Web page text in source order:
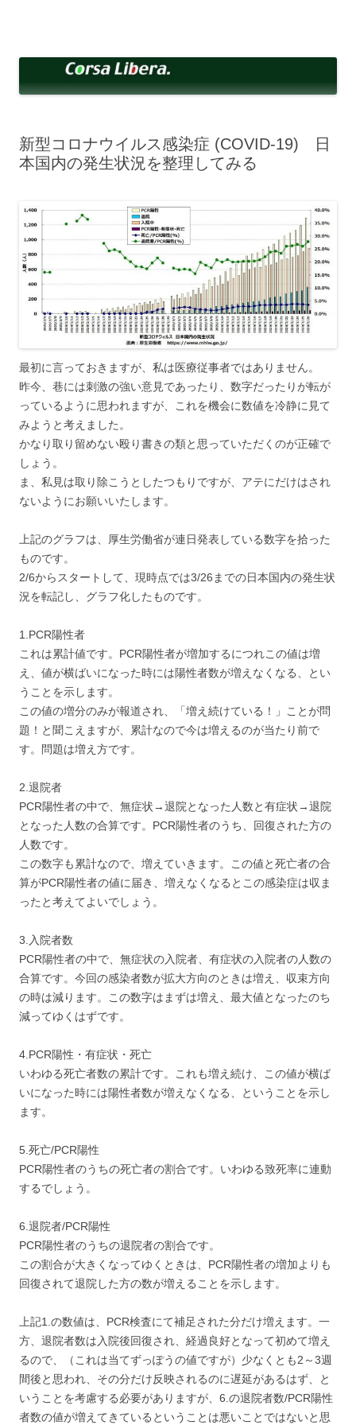
へ
ッ
新型コロナウイルス感染症 (COVID-19) 日
本国内の発生状況を整理してみる
最初に言っておきますが、私は医療従事者ではありません。
昨今、巷には刺激の強い意見であったり、数字だったりが転が
っているように思われますが、これを機会に数値を冷静に見て
みようと考えました。
かなり取り留めない殴り書きの類と思っていただくのが正確で
しょう。
ま、私見は取り除こうとしたつもりですが、アテにだけはされ
ないようにお願いいたします。
上記のグラフは、厚生労働省が連日発表している数字を拾った
ものです。
2/6からスタートして、現時点では3/26までの日本国内の発生状
況を転記し、グラフ化したものです。
1.PCR陽性者
これは累計値です。PCR陽性者が増加するにつれこの値は増
え、値が横ばいになった時には陽性者数が増えなくなる、とい
うことを示します。
この値の増分のみが報道され、「増え続けている！」ことが問
題！と聞こえますが、累計なので今は増えるのが当たり前で
す。問題は増え方です。
2.退院者
PCR陽性者の中で、無症状→退院となった人数と有症状→退院
となった人数の合算です。PCR陽性者のうち、回復された方の
人数です。
この数字も累計なので、増えていきます。この値と死亡者の合
算がPCR陽性者の値に届き、増えなくなるとこの感染症は収ま
ったと考えてよいでしょう。
3.入院者数
PCR陽性者の中で、無症状の入院者、有症状の入院者の人数の
合算です。今回の感染者数が拡大方向のときは増え、収束方向
の時は減ります。この数字はまずは増え、最大値となったのち
減ってゆくはずです。
4.PCR陽性・有症状・死亡
いわゆる死亡者数の累計です。これも増え続け、この値が横ば
いになった時には陽性者数が増えなくなる、ということを示し
ます。
5.死亡/PCR陽性
PCR陽性者のうちの死亡者の割合です。いわゆる致死率に連動
するでしょう。
6.退院者/PCR陽性
PCR陽性者のうちの退院者の割合です。
この割合が大きくなってゆくときは、PCR陽性者の増加よりも
回復されて退院した方の数が増えることを示します。
上記1.の数値は、PCR検査にて補足された分だけ増えます。一
方、退院者数は入院後回復され、経過良好となって初めて増え
るので、（これは当てずっぽうの値ですが）少なくとも2～3週
間後と思われ、その分だけ反映されるのに遅延があるはず、と
いうことを考慮する必要がありますが、6.の退院者数/PCR陽性
者数の値が増えてきているということは悪いことではないと思